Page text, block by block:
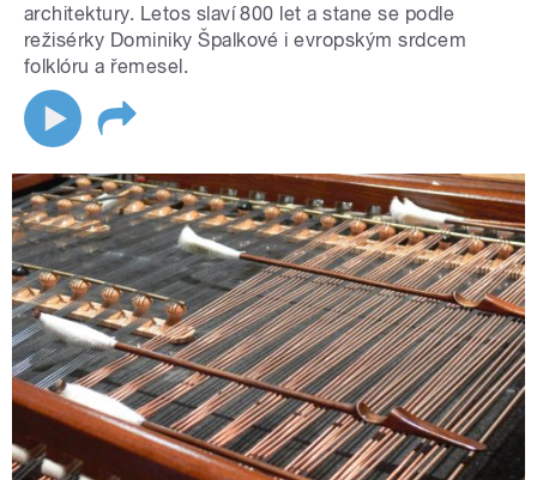
architektury. Letos slaví 800 let a stane se podle
režisérky Dominiky Špalkové i evropským srdcem
folklóru a řemesel.